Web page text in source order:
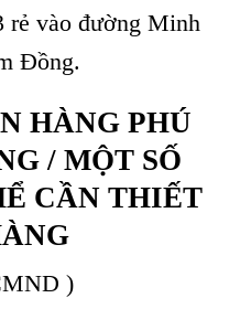
rẻ vào đường Minh
Đồng.
HÀNG PHÚ
/ MỘT SỐ
CẦN THIẾT
)